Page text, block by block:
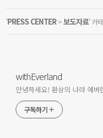
'PRESS CENTER >보도자료' 카
withEverland
안녕하세요! 환상의 나라 에버
구독하기